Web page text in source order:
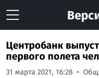
Центробанк
первого полета
31 марта 2021, 16:28